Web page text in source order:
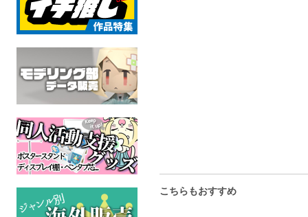
Afterwork
ケモノ
成人指定
こちらもおすすめ